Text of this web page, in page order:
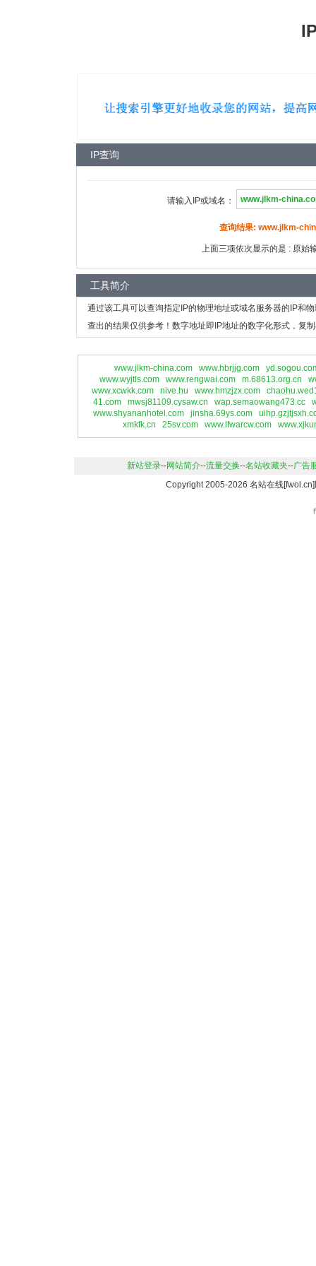
IP查询
请输入IP或域名：
查询结果: www.jlkm-
上面三项依次显示的是 : 原始
工具简介
通过该工具可以查询指定IP的物理地址或域名服务器的IP和
查出的结果仅供参考！数字地址即IP地址的数字化形式，复
www.jlkm-china.com www.hbrjjg.com
www.wyjtls.com
www.rengwai.com m.68613.org.cn
www.xcwkk.com
nive.hu www.hmzjzx.com
41.com
mwsj81109.cysaw.cn wap.semaowang473.cc
www.shyananhotel.com
jinsha.69ys.com
xmkfk.cn
25sv.com www.lfwarcw.com
新站登录--网站简介--流量交换--名站收藏夹--广告
Copyright 2005-2026 名站在线